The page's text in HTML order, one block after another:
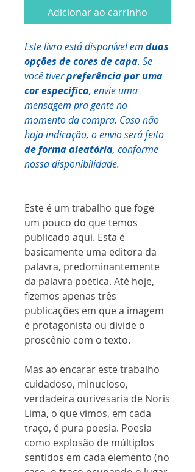
Adicionar ao carrinho
Este livro está disponível em duas
opções de cores de capa. Se
você tiverpreferência por uma
cor específica, envie uma
mensagem pra gente no
momento da compra. Caso não
haja indicação, o envio será feito
de forma aleatória, conforme
nossa disponibilidade.
Este é um trabalho que foge
um pouco do que temos
publicado aqui. Esta é
basicamente uma editora da
palavra, predominantemente
da palavra poética. Até hoje,
fizemos apenas três
publicações em que a imagem
é protagonista ou divide o
proscênio com o texto.
Mas ao encarar este trabalho
cuidadoso, minucioso,
verdadeira ourivesaria de Noris
Lima, o que vimos, em cada
traço, é pura poesia. Poesia
como explosão de múltiplos
sentidos em cada elemento (no